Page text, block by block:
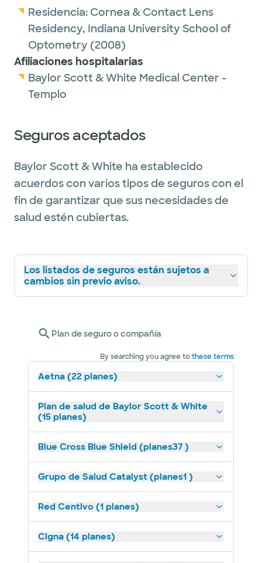
Residencia: Cornea & Contact Lens
Residency, Indiana University School of
Optometry (2008)
Afiliaciones hospitalarias
Baylor Scott & White Medical Center -
Templo
Seguros aceptados
Baylor Scott & White ha establecido
acuerdos con varios tipos de seguros con el
fin de garantizar que sus necesidades de
salud estén cubiertas.
Los listados de seguros están sujetos a
cambios sin previo aviso.
Plan de seguro o compañía
By searching you agree tothese terms
Aetna (22 planes)
Plan de salud de Baylor Scott & White
(15 planes)
Blue Cross Blue Shield (planes37 )
Grupo de Salud Catalyst (planes1 )
Red Centivo (1 planes)
Cigna (14 planes)